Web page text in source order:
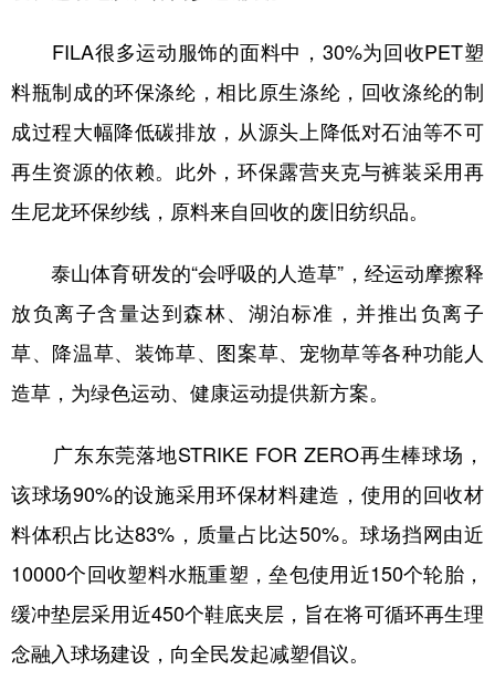
FILA很多运动服饰的面料中，30%为回收PET塑
料瓶制成的环保涤纶，相比原生涤纶，回收涤纶的制
成过程大幅降低碳排放，从源头上降低对石油等不可
再生资源的依赖。此外，环保露营夹克与裤装采用再
生尼龙环保纱线，原料来自回收的废旧纺织品。
泰山体育研发的“会呼吸的人造草”，经运动摩擦释
放负离子含量达到森林、湖泊标准，并推出负离子
草、降温草、装饰草、图案草、宠物草等各种功能人
造草，为绿色运动、健康运动提供新方案。
广东东莞落地STRIKE FOR ZERO再生棒球场，
该球场90%的设施采用环保材料建造，使用的回收材
料体积占比达83%，质量占比达50%。球场挡网由近
10000个回收塑料水瓶重塑，垒包使用近150个轮胎，
缓冲垫层采用近450个鞋底夹层，旨在将可循环再生理
念融入球场建设，向全民发起减塑倡议。